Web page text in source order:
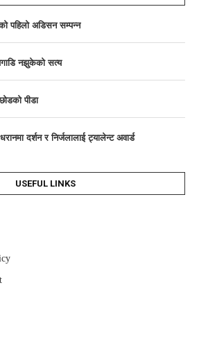
पहिलाे अडिसन सम्पन्न
नझुकेकाे सत्य
पीडा
दर्शन र निर्जलालाई ट्यालेन्ट अवार्ड
USEFUL LINKS